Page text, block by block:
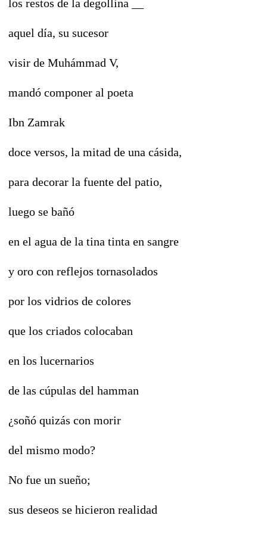
los restos de la degollina __
aquel día, su sucesor
visir de Muhámmad V,
mandó componer al poeta
Ibn Zamrak
doce versos, la mitad de una cásida,
para decorar la fuente del patio,
luego se bañó
en el agua de la tina tinta en sangre
y oro con reflejos tornasolados
por los vidrios de colores
que los criados colocaban
en los lucernarios
de las cúpulas del hamman
¿soñó quizás con morir
del mismo modo?
No fue un sueño;
sus deseos se hicieron realidad